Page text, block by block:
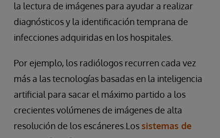
la lectura de imágenes para ayudar a realizar
diagnósticos y la identificación temprana de
infecciones adquiridas en los hospitales.
Por ejemplo, los radiólogos recurren cada vez
más a las tecnologías basadas en la inteligencia
artificial para sacar el máximo partido a los
crecientes volúmenes de imágenes de alta
resolución de los escáneres.Los sistemas de